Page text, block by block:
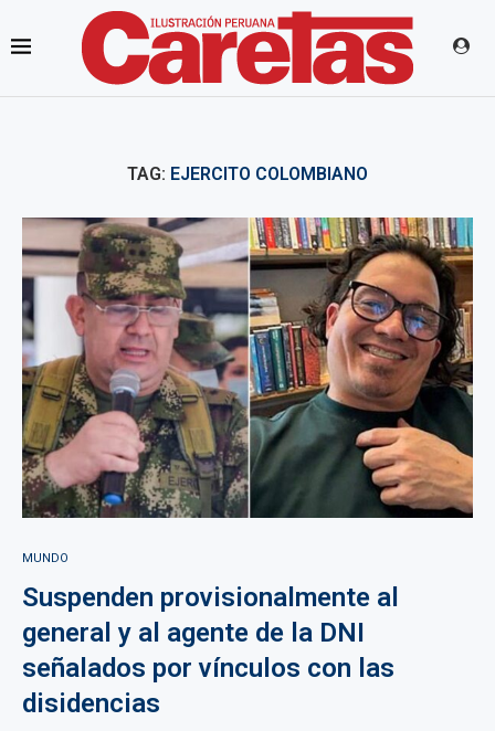
TAG: EJERCITO COLOMBIANO
MUNDO
Suspenden provisionalmente al
general y al agente de la DNI
señalados por vínculos con las
disidencias